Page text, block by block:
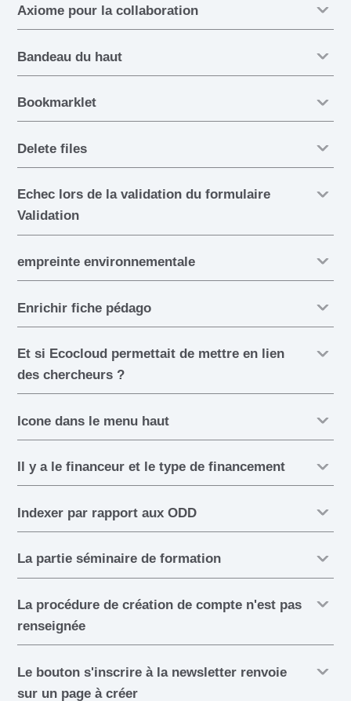
Axiome pour la collaboration
Bandeau du haut
Bookmarklet
Delete files
Echec lors de la validation du formulaire
Validation
empreinte environnementale
Enrichir fiche pédago
Et si Ecocloud permettait de mettre en lien
des chercheurs ?
Icone dans le menu haut
Il y a le financeur et le type de financement
Indexer par rapport aux ODD
La partie séminaire de formation
La procédure de création de compte n'est pas
renseignée
Le bouton s'inscrire à la newsletter renvoie
sur un page à créer